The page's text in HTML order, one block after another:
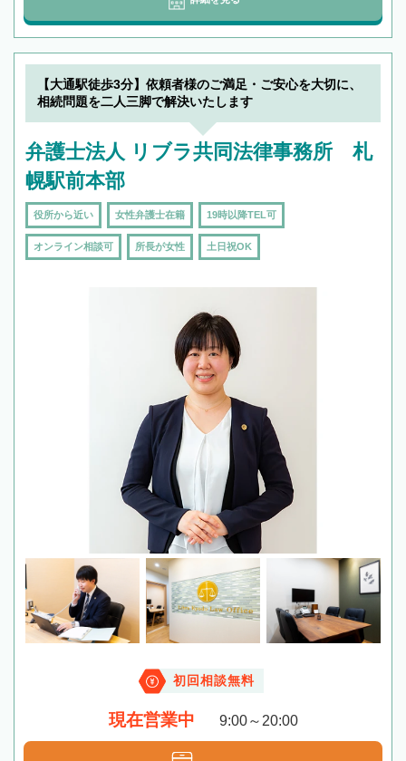
【大通駅徒歩3分】依頼者様のご満足・ご安心を大切に、
相続問題を二人三脚で解決いたします
弁護士法人 リブラ共同法律事務所 札
幌駅前本部
役所から近い 女性弁護士在籍 19時以降TEL可
オンライン相談可 所長が女性 土日祝OK
初回相談無料
現在営業中 9:00～20:00